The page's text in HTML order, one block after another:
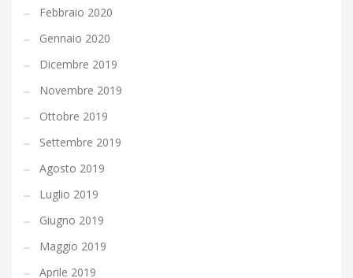
Febbraio 2020
Gennaio 2020
Dicembre 2019
Novembre 2019
Ottobre 2019
Settembre 2019
Agosto 2019
Luglio 2019
Giugno 2019
Maggio 2019
Aprile 2019